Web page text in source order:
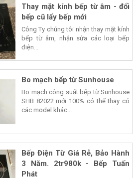
Thay mặt kính bếp từ âm - đổi
bếp cũ lấy bếp mới
Công Ty chúng tôi nhận thay mặt kính
bếp từ âm, nhận sửa các loại bếp
điện...
Bo mạch bếp từ Sunhouse
Bo mạch công suất bếp từ Sunhouse
SHB 82022 mới 100% có thể thay có
các model khác...
Bếp Điện Từ Giá Rẻ, Bảo Hành
3 Năm. 2tr980k - Bếp Tuấn
Phát